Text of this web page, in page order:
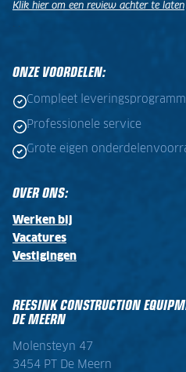
Klik hier om een review achter te laten
ONZE VOORDELEN:
Compleet
Professionele service
Grote eigen
OVER ONS:
Werken bij
Vacatures
Vestigingen
REESINK CONSTRUCTION
DE MEERN
Molensteyn 47
3454 PT De Meern